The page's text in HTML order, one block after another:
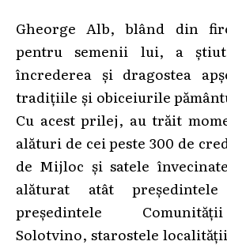
Gheorge Alb, blând din
pentru semenii lui, a știut
încrederea și dragostea
tradițiile și obiceiurile
Cu acest prilej, au trăit
alături de cei peste 300 de
de Mijloc și satele
alăturat atât
președintele
Solotvino, starostele